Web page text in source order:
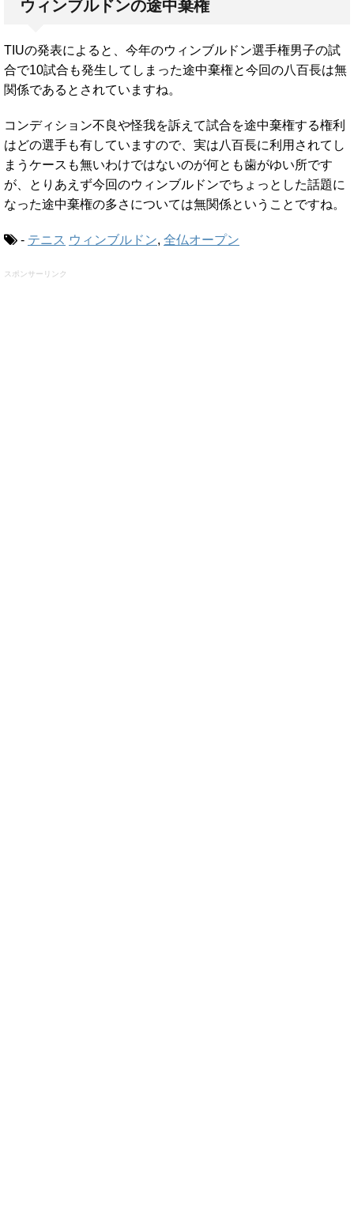
ウィンブルドンの途中棄権
TIUの発表によると、今年のウィンブルドン選手権男子の試
合で10試合も発生してしまった途中棄権と今回の八百長は無
関係であるとされていますね。
コンディション不良や怪我を訴えて試合を途中棄権する権利
はどの選手も有していますので、実は八百長に利用されてし
まうケースも無いわけではないのが何とも歯がゆい所です
が、とりあえず今回のウィンブルドンでちょっとした話題に
なった途中棄権の多さについては無関係ということですね。
- テニス ウィンブルドン, 全仏オープン
スポンサーリンク